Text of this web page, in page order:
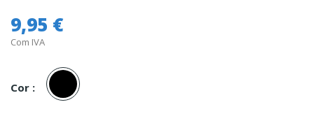
9,95 €
Com IVA
Cor :
Preto